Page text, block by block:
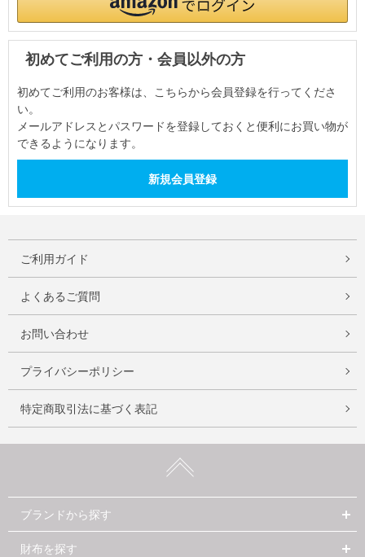
初めてご利用の方・会員以外の方
初めてご利用のお客様は、こちらから会員登録を行ってくださ
い。
メールアドレスとパスワードを登録しておくと便利にお買い物が
できるようになります。
ご利用ガイド
よくあるご質問
お問い合わせ
プライバシーポリシー
特定商取引法に基づく表記
ブランドから探す
財布を探す